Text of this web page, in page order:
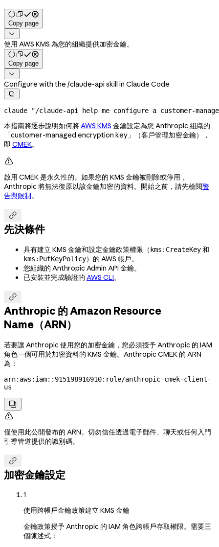
Copy page

使用 AWS KMS 為您的組織提供加密金鑰。
Copy page

Configure with the /claude-api skill in Claude Code

claude "/claude-api help me configure a customer-
本指南將逐步說明如何將AWS KMS 金鑰設定為您 Anthropic 組織的
「customer-managed encryption key」（客戶管理加密金鑰），
即 CMEK。

啟用 CMEK 是永久性的。如果您的 KMS 金鑰被刪除或停用，
Anthropic 將無法復原以該金鑰加密的資料。開始之前，請先檢閱警
告與限制。

先決條件
具有建立 KMS 金鑰和設定金鑰政策權限（ kms:CreateKey和
kms:PutKeyPolicy）的 AWS 帳戶。
您組織的 Anthropic Admin API 金鑰。
已安裝並完成驗證的 AWS CLI。

Anthropic 的 Amazon Resource
Name（ARN）
若要讓 Anthropic 使用您的加密金鑰，您必須授予 Anthropic 的 IAM
角色一個可用於加密資料的 KMS 金鑰。Anthropic CMEK 的 ARN
為：
arn:aws:iam::915198916910:role/anthropic-cmek-client-
us


僅使用此公開發布的 ARN。切勿信任透過電子郵件、聊天或任何入門
引導管道提供的識別碼。

加密金鑰設定
1
使用跨帳戶金鑰政策建立 KMS 金鑰
金鑰政策授予 Anthropic 的 IAM 角色跨帳戶存取權限。需要三
個陳述式：